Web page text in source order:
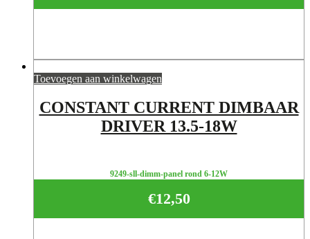
Toevoegen aan winkelwagen
CONSTANT CURRENT DIMBAAR
DRIVER 13.5-18W
9249-sll-dimm-panel rond 6-12W
€12,50